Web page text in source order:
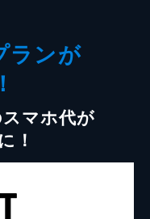
ランが
マホ代が
！